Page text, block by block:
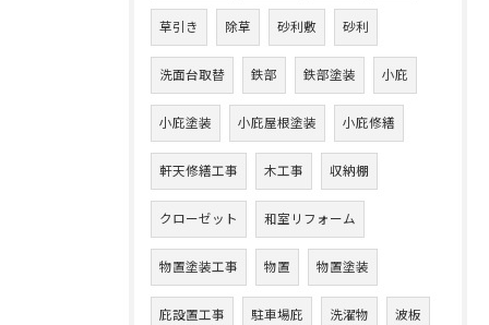
草引き 除草 砂利敷 砂利
洗面台取替 鉄部 鉄部塗装 小庇
小庇塗装 小庇屋根塗装 小庇修繕
軒天修繕工事 木工事 収納棚
クローゼット 和室リフォーム
物置塗装工事 物置 物置塗装
庇設置工事 駐車場庇 洗濯物 波板